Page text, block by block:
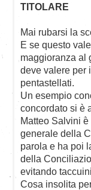
TITOLARE
Mai rubarsi la
E se questo
maggioranza al
deve valere per
pentastellati.
Un esempio
concordato si è
Matteo Salvini
generale della
parola e ha poi
della
evitando
Cosa insolita